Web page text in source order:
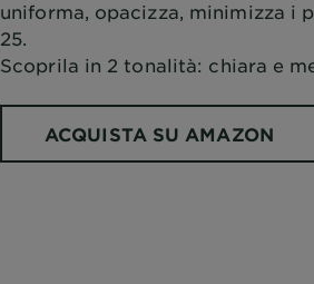
uniforma, opacizza, minimizza i
25.
Scoprila in 2 tonalità: chiara e
ACQUISTA SU AMAZON